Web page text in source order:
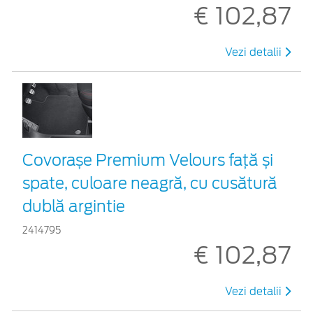
€ 102,87
Vezi detalii
Covorașe Premium Velours față și
spate, culoare neagră, cu cusătură
dublă argintie
2414795
€ 102,87
Vezi detalii